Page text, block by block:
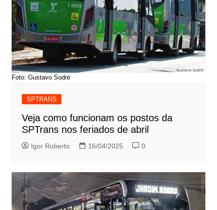
Foto: Gustavo Sodré
SPTRANS
Veja como funcionam os postos da
SPTrans nos feriados de abril
Igor Roberto 16/04/2025 0